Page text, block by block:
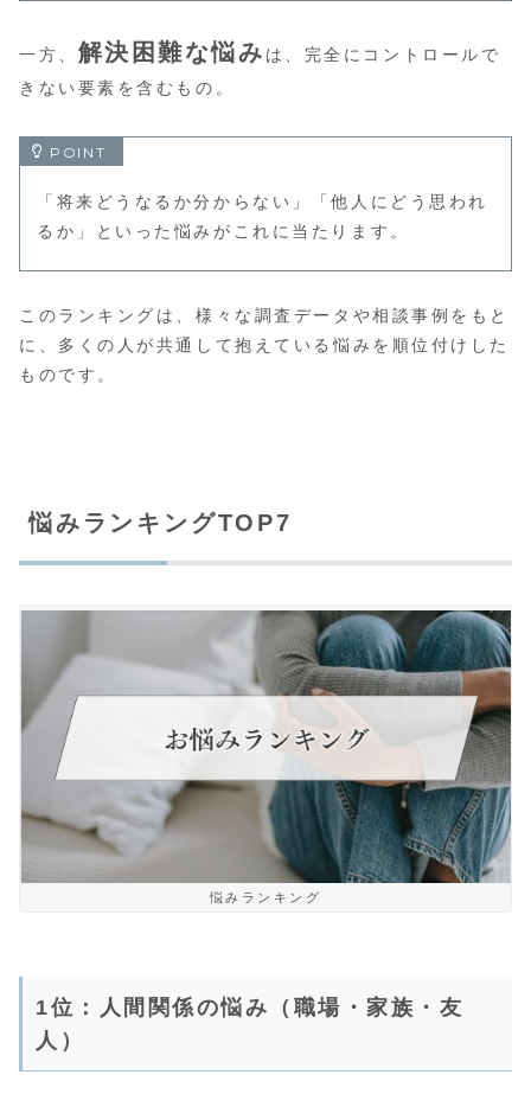
一方、 解決困難な悩み は、完全にコントロールで
きない要素を含むもの。
「将来どうなるか分からない」「他人にどう思われ
るか」といった悩みがこれに当たります。
このランキングは、様々な調査データや相談事例をもと
に、多くの人が共通して抱えている悩みを順位付けした
ものです。
悩みランキングTOP7
悩みランキング
1位：人間関係の悩み（職場・家族・友
人）